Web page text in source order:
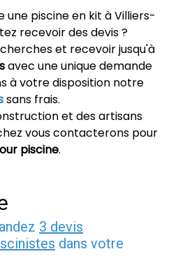
une piscine en kit à Villiers-
recevoir des devis ?
et recevoir jusqu'à
avec une unique demande
à votre disposition notre
sans frais.
et des artisans
vous contacterons pour
piscine.
3 devis
dans votre